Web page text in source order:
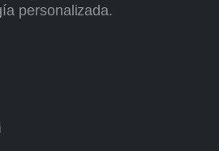
personalizada.